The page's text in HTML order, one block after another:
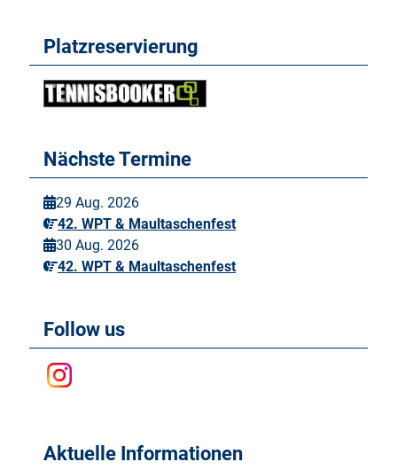
Platzreservierung
Nächste Termine
29 Aug. 2026
42. WPT & Maultaschenfest
30 Aug. 2026
42. WPT & Maultaschenfest
Follow us
Aktuelle Informationen